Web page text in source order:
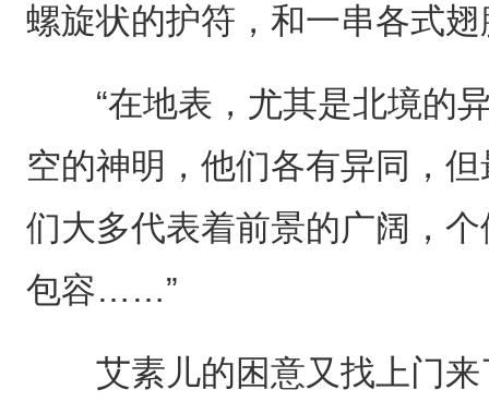
螺旋状的护符，和一串各式
“在地表，尤其是北境的异
空的神明，他们各有异同，
们大多代表着前景的广阔，
包容……”
艾素儿的困意又找上门来